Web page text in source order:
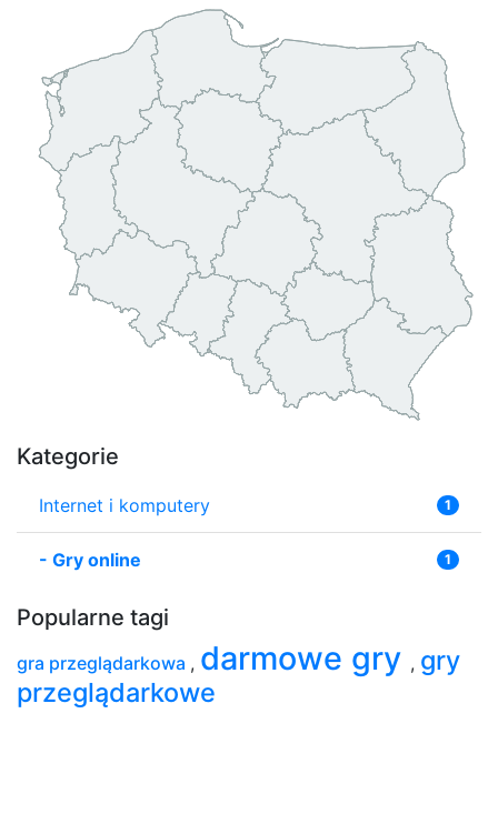
Kategorie
Internet i komputery 1
- Gry online 1
Popularne tagi
gra przeglądarkowa , darmowe gry , gry
przeglądarkowe